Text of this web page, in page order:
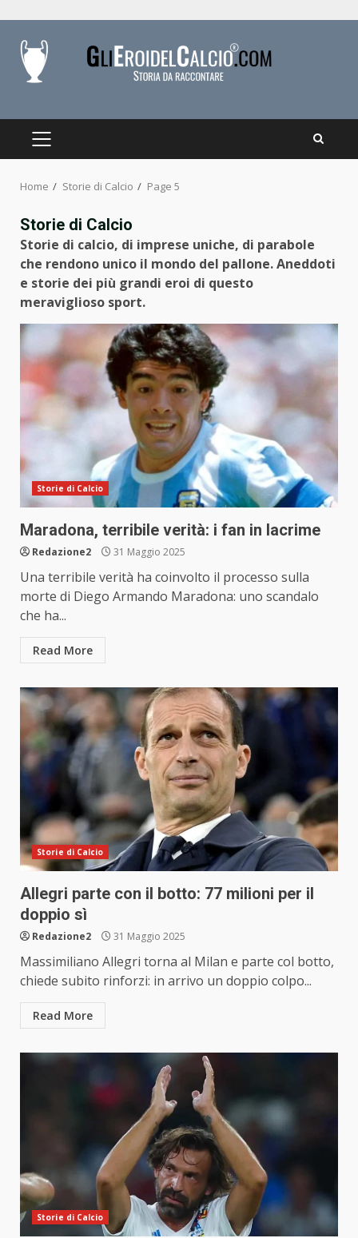
content
PRIMARY
Home Storie di Calcio Page 5
Storie di Calcio
Storie di calcio, di imprese uniche, di parabole
che rendono unico il mondo del pallone. Aneddoti
e storie dei più grandi eroi di questo
meraviglioso sport.
Storie di Calcio
Maradona, terribile verità: i fan in lacrime
Redazione2 31 Maggio 2025
Una terribile verità ha coinvolto il processo sulla
morte di Diego Armando Maradona: uno scandalo
che ha...
Read More
Storie di Calcio
Allegri parte con il botto: 77 milioni per il
doppio sì
Redazione2 31 Maggio 2025
Massimiliano Allegri torna al Milan e parte col botto,
chiede subito rinforzi: in arrivo un doppio colpo...
Read More
Storie di Calcio